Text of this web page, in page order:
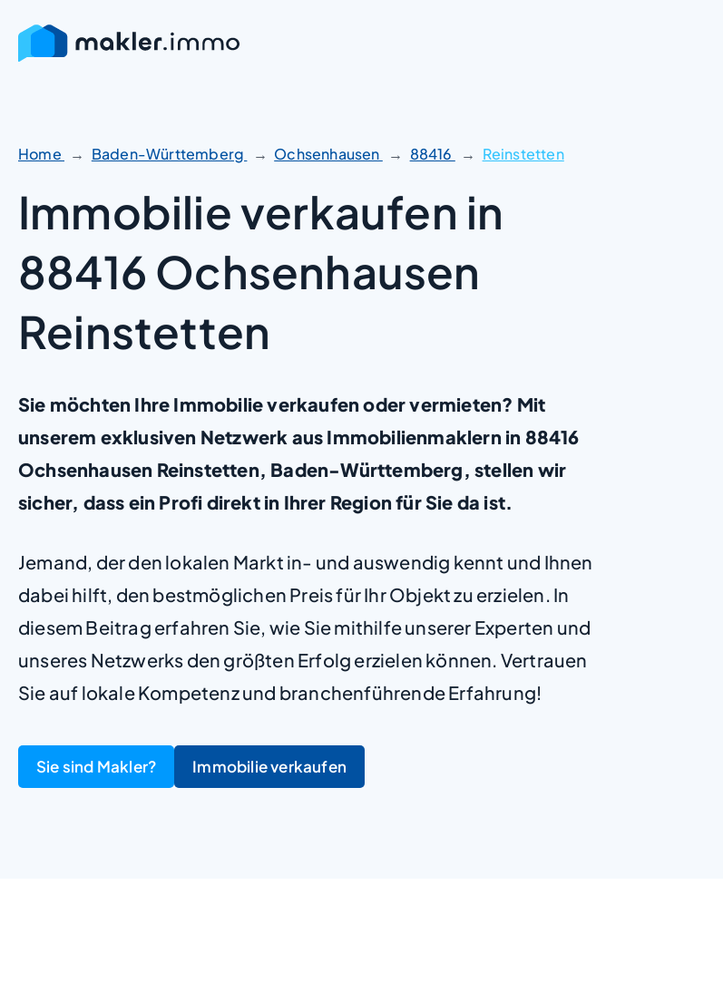
Home Baden-Württemberg Ochsenhausen 88416 Reinstetten
Immobilie verkaufen in
88416 Ochsenhausen
Reinstetten
Sie möchten Ihre Immobilie verkaufen oder vermieten? Mit
unserem exklusiven Netzwerk aus Immobilienmaklern in 88416
Ochsenhausen Reinstetten, Baden-Württemberg, stellen wir
sicher, dass ein Profi direkt in Ihrer Region für Sie da ist.
Jemand, der den lokalen Markt in- und auswendig kennt und Ihnen
dabei hilft, den bestmöglichen Preis für Ihr Objekt zu erzielen. In
diesem Beitrag erfahren Sie, wie Sie mithilfe unserer Experten und
unseres Netzwerks den größten Erfolg erzielen können. Vertrauen
Sie auf lokale Kompetenz und branchenführende Erfahrung!
Sie sind Makler? Immobilie verkaufen